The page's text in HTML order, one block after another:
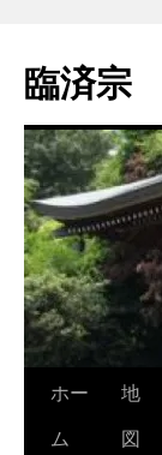
テ
ン
へ
ス
キ
ッ
プ
臨済
ホー
ム
地
図